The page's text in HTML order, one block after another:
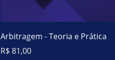
Arbitragem - Teoria e Prática
Preço
R$ 81,00